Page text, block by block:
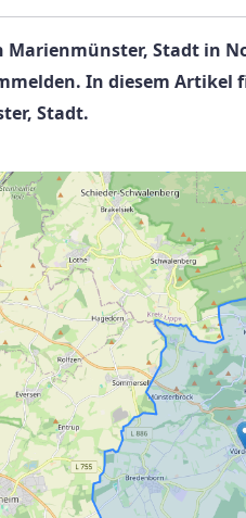
Marienmünster, Stadt in
In diesem
Stadt.